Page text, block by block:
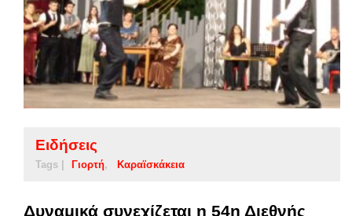
Ειδήσεις
Tags | Γιορτή Καραϊσκάκεια
Δυναμικά συνεχίζεται η 54η Διεθνής